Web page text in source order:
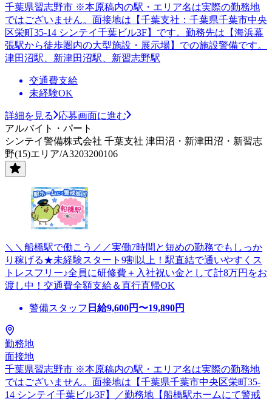
千葉県習志野市 ※本原稿内の駅・エリア名は実際の勤務地
ではございません。面接地は【千葉支社：千葉県千葉市中央
区栄町35-14 シンテイ千葉ビル3F】です。勤務先は【海浜幕
張駅から徒歩圏内の大型施設・展示場】での施設警備です。
津田沼駅、新津田沼駅、新習志野駅
交通費支給
未経験OK
詳細を見る
応募画面に進む
アルバイト・パート
シンテイ警備株式会社 千葉支社 津田沼・新津田沼・新習志
野(15)エリア/A3203200106
＼＼船橋駅で働こう／／実働7時間と短めの勤務でもしっか
り稼げる★未経験スタート9割以上！駅直結で通いやすくス
トレスフリー♪全員に研修費＋入社祝い金として計8万円をお
渡し中！交通費全額支給＆直行直帰OK
警備スタッフ 日給9,600円〜19,890円
勤務地
面接地
千葉県習志野市 ※本原稿内の駅・エリア名は実際の勤務地
ではございません。面接地は【千葉県千葉市中央区栄町35-
14 シンテイ千葉ビル3F】／勤務地【船橋駅ホームにて警戒